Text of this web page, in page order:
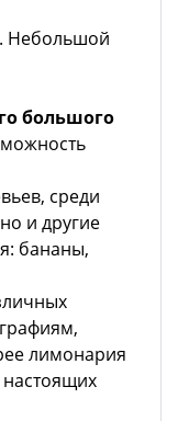
. Небольшой
большого
среди
и другие
бананы,
лимонария
настоящих